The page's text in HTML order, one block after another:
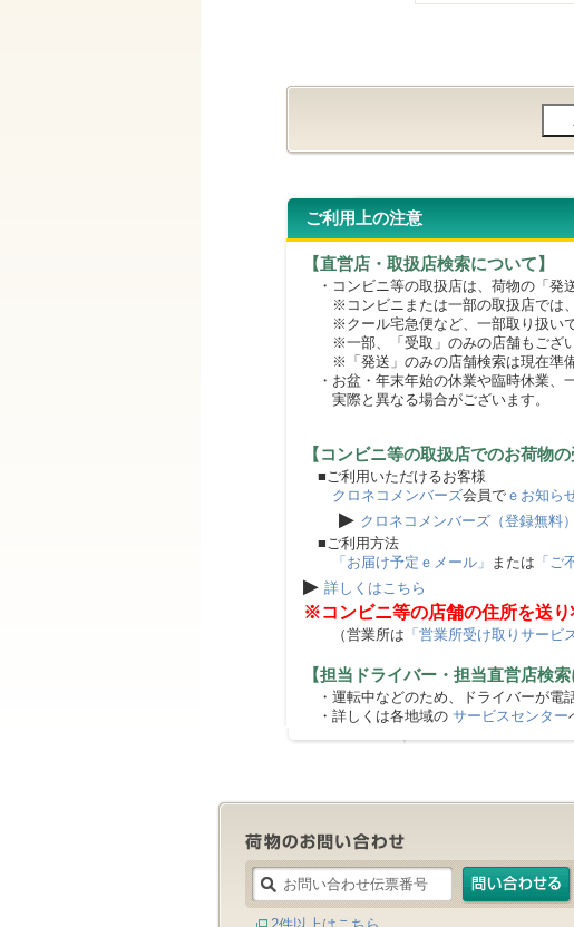
ご利用上の注意
【直営店・取扱店検索について】
・コンビニ等の取扱店は、荷物の「発
※コンビニまたは一部の取扱店では、
※クール宅急便など、一部取り扱いで
※一部、「受取」のみの店舗もござい
※「発送」のみの店舗検索は現在準備
・お盆・年末年始の休業や臨時休業、
実際と異なる場合がございます。
【コンビニ等の取扱店でのお荷物
■ご利用いただけるお客様
クロネコメンバーズ会員で ｅお知ら
▶ クロネコメンバーズ（登録無料）
■ご利用方法
「お届け予定ｅメール」 または 「ご
▶ 詳しくはこちら
※コンビニ等の店舗の住所を送り
（営業所は 「営業所受け取りサービ
【担当ドライバー・担当直営店検索
・運転中などのため、ドライバーが電
・詳しくは各地域の サービスセンター